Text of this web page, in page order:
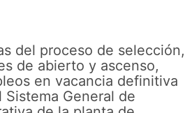
del proceso de selección,
de abierto y ascenso,
en vacancia definitiva
General de